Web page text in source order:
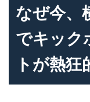
なぜ今、
でキック
トが熱